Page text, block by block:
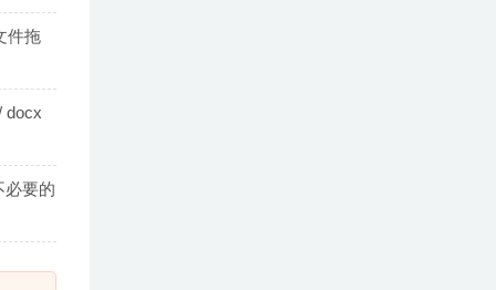
件拖
docx
必要的